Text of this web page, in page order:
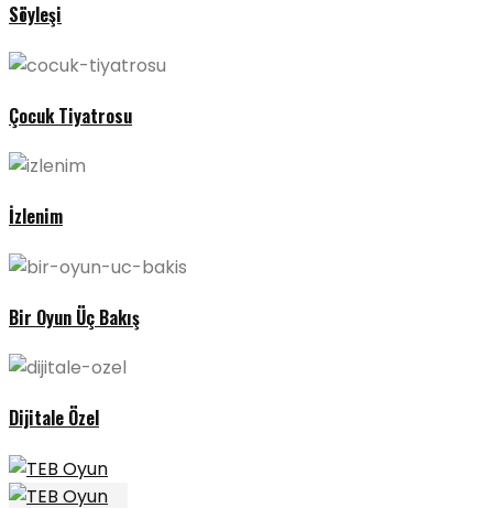
Söyleşi
Çocuk Tiyatrosu
İzlenim
Bir Oyun Üç Bakış
Dijitale Özel